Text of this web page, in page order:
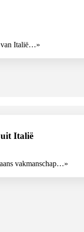
van Italië…»
uit Italië
vakmanschap…»